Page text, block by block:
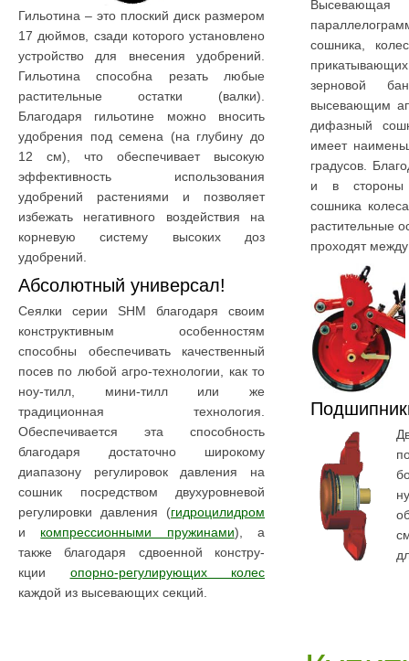
Гильотина – это плоский диск размером
17 дюймов, сзади которого установлено
устройство для внесения удобрений.
Гильотина способна резать любые
растительные остатки (валки).
Благодаря гильотине можно вносить
удобрения под семена (на глубину до
12 см), что обеспечивает высокую
эффективность использования
удобрений растениями и позволяет
избежать негативного воздействия на
корневую систему высоких доз
удобрений.
Абсолютный универсал!
Сеялки серии SHM благодаря своим
конструктивным особенностям
способны обеспечивать качественный
посев по любой агро-технологии, как то
ноу-тилл, мини-тилл или же
традиционная технология.
Обеспечивается эта способность
благодаря достаточно широкому
диапазону регулировок давления на
сошник посредством двухуровневой
регулировки давления (гидроцилидром
и компрессионными пружинами), а
также благодаря сдвоенной констру-
кции опорно-регулирующих колес
каждой из высевающих секций.
Высевающая
сошника,
зерновой
высевающим
дифазный
имеет
градусов.
и в стороны
сошника
растительные
проходят